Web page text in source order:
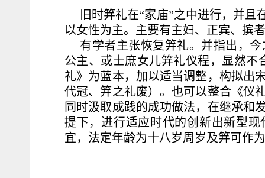
旧时笄礼在“家庙”之中进行，并
以女性为主。主要有主妇、正宾、摈
有学者主张恢复笄礼。并指出，
公主、或士庶女儿笄礼仪程，显然不
礼》为蓝本，加以适当调整，构拟出
代冠、笄之礼废）。也可以整合《仪
同时汲取成践的成功做法，在继承和
提下，进行适应时代的创新出新型
宜，法定年龄为十八岁周岁及笄可作